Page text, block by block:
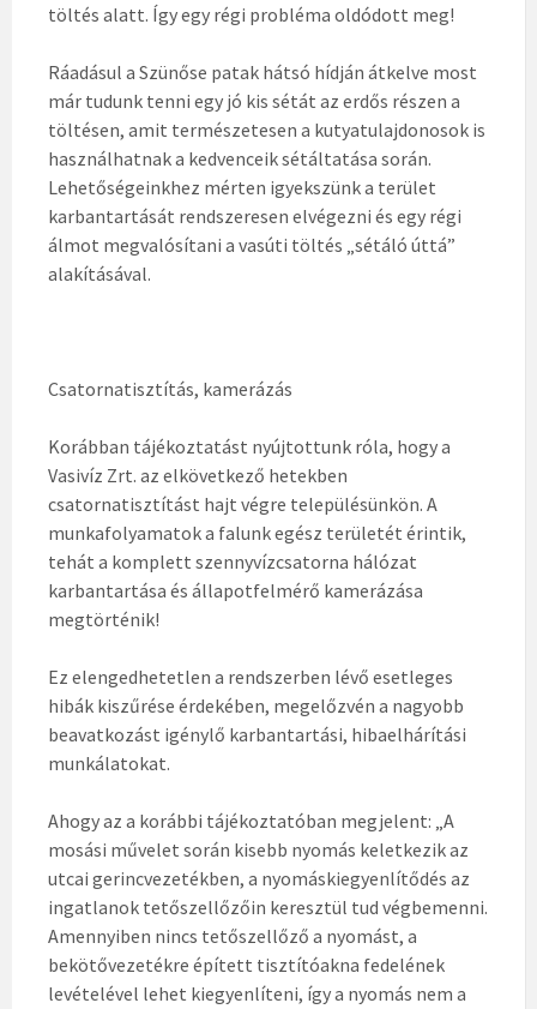
töltés alatt. Így egy régi probléma oldódott meg!
Ráadásul a Szünőse patak hátsó hídján átkelve most
már tudunk tenni egy jó kis sétát az erdős részen a
töltésen, amit természetesen a kutyatulajdonosok is
használhatnak a kedvenceik sétáltatása során.
Lehetőségeinkhez mérten igyekszünk a terület
karbantartását rendszeresen elvégezni és egy régi
álmot megvalósítani a vasúti töltés „sétáló úttá”
alakításával.
Csatornatisztítás, kamerázás
Korábban tájékoztatást nyújtottunk róla, hogy a
Vasivíz Zrt. az elkövetkező hetekben
csatornatisztítást hajt végre településünkön. A
munkafolyamatok a falunk egész területét érintik,
tehát a komplett szennyvízcsatorna hálózat
karbantartása és állapotfelmérő kamerázása
megtörténik!
Ez elengedhetetlen a rendszerben lévő esetleges
hibák kiszűrése érdekében, megelőzvén a nagyobb
beavatkozást igénylő karbantartási, hibaelhárítási
munkálatokat.
Ahogy az a korábbi tájékoztatóban megjelent: „A
mosási művelet során kisebb nyomás keletkezik az
utcai gerincvezetékben, a nyomáskiegyenlítődés az
ingatlanok tetőszellőzőin keresztül tud végbemenni.
Amennyiben nincs tetőszellőző a nyomást, a
bekötővezetékre épített tisztítóakna fedelének
levételével lehet kiegyenlíteni, így a nyomás nem a